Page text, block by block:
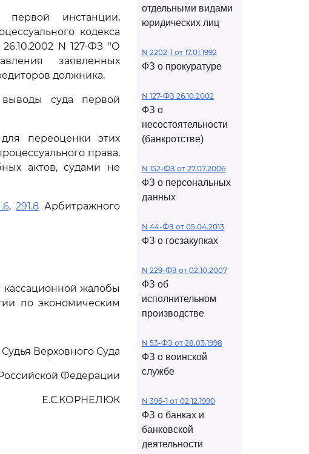
первой инстанции,
кодекса
N 127-ФЗ "О
заявленных
должника.
суда первой
переоценки этих
права,
актов, судами не
,291.8 Арбитражного
жалобы
по экономическим
Судья Верховного Суда
Федерации
Е.С.КОРНЕЛЮК
отдельными видами
юридических лиц
N 2202-1 от 17.01.1992
ФЗ о прокуратуре
N 127-ФЗ 26.10.2002
ФЗ о
несостоятельности
(банкротстве)
N 152-ФЗ от 27.07.2006
ФЗ о персональных
данных
N 44-ФЗ от 05.04.2013
ФЗ о госзакупках
N 229-ФЗ от 02.10.2007
ФЗ об
исполнительном
производстве
N 53-ФЗ от 28.03.1998
ФЗ о воинской
службе
N 395-1 от 02.12.1990
ФЗ о банках и
банковской
деятельности